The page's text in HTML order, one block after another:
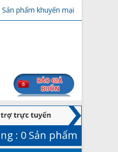
Sản phẩm khuyến mại
: 0 Sản phẩm